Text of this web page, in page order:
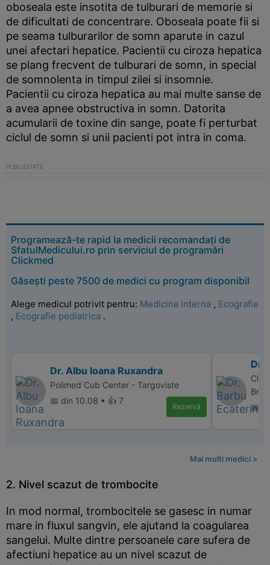
oboseala este insotita de tulburari de memorie si
de dificultati de concentrare. Oboseala poate fii si
pe seama tulburarilor de somn aparute in cazul
unei afectari hepatice. Pacientii cu ciroza hepatica
se plang frecvent de tulburari de somn, in special
de somnolenta in timpul zilei si insomnie.
Pacientii cu ciroza hepatica au mai multe sanse de
a avea apnee obstructiva in somn. Datorita
acumularii de toxine din sange, poate fi perturbat
ciclul de somn si unii pacienti pot intra in coma.
Programează-te rapid la medicii recomandați de
SfatulMedicului.ro prin serviciul de programări
Clickmed
Găsești peste 7500 de medici cu program disponibil
Alege medicul potrivit pentru: Medicina interna , Ecografie
, Ecografie pediatrica .
Dr. Albu Ioana Ruxandra
Polimed Cub Center - Targoviste
📅 din 10.08 • 👍 7
Rezervă
Dr.
📅
Mai multi medici >
2. Nivel scazut de trombocite
In mod normal, trombocitele se gasesc in numar
mare in fluxul sangvin, ele ajutand la coagularea
sangelui. Multe dintre persoanele care sufera de
afectiuni hepatice au un nivel scazut de